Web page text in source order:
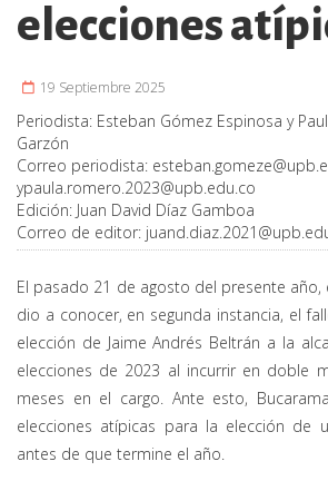
elecciones
19 Septiembre 2025
Periodista: Esteban Gómez Espinosa y
Garzón
Correo periodista:
ypaula.romero.2023@upb.edu.co
Edición: Juan David Díaz Gamboa
Correo de editor:
El pasado 21 de agosto del presente año,
dio a conocer, en segunda instancia, el
elección de Jaime Andrés Beltrán a la
elecciones de 2023 al incurrir en doble
meses en el cargo. Ante esto,
elecciones atípicas para la elección de
antes de que termine el año.